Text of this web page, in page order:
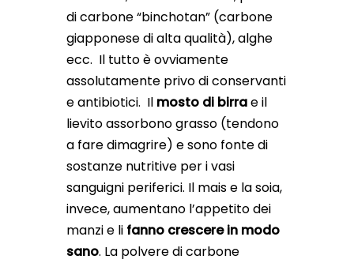
di carbone “binchotan” (carbone
giapponese di alta qualità), alghe
ecc. Il tutto è ovviamente
assolutamente privo di conservanti
e antibiotici. Il mosto di birrae il
lievito assorbono grasso (tendono
a fare dimagrire) e sono fonte di
sostanze nutritive per i vasi
sanguigni periferici. Il mais e la soia,
invece, aumentano l’appetito dei
manzi e li fanno crescere in modo
sano. La polvere di carbone